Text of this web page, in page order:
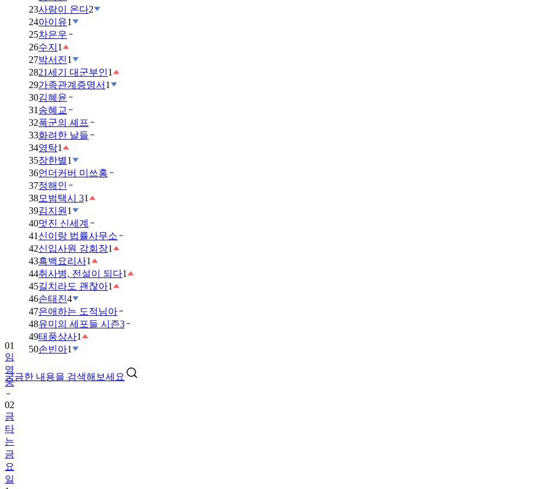
23사랑이 온다2
24아이유1
25차은우
26수지 1
27박서진1
2821세기 대군부인1
29가족관계증명서 1
30김혜윤
31 송혜교
32폭군의 셰프
33화려한 날들
34영탁1
35장한별1
36언더커버 미쓰홍
37정해인
38모범택시 31
39김지원 1
40멋진 신세계
41 신이랑 법률사무소
42신입사원 강회장1
43흑백요리사1
44취사병, 전설이 되다1
45길치라도 괜찮아1
46손태진4
47은애하는 도적님아
48유미의 세포들 시즌3
49태풍상사1
50손빈아1
궁금한 내용을 검색해보세요
01
임
영
웅
02
금
타
는
금
요
일